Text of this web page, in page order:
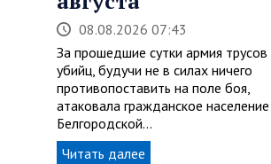
08.08.2026 07:43
За прошедшие сутки армия трусов
убийц, будучи не в силах ничего
противопоставить на поле боя,
атаковала гражданское население
Белгородской…
Читать далее